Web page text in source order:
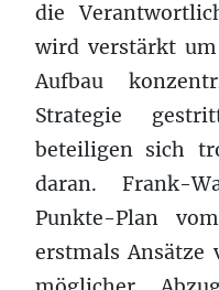
die
wird verstärkt
Aufbau
Strategie
beteiligen sich
daran. Frank-
Punkte-Plan
erstmals Ansätze